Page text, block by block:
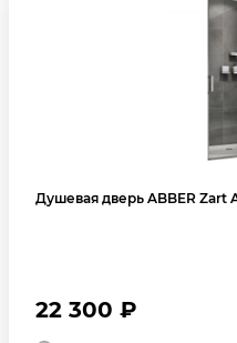
Душевая дверь ABBER Zart
22 300 ₽